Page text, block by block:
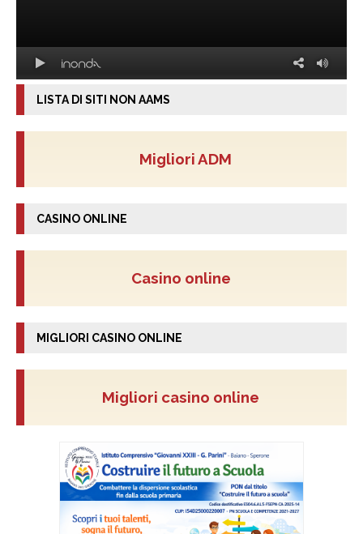
LISTA DI SITI NON AAMS
Migliori ADM
CASINO ONLINE
Casino online
MIGLIORI CASINO ONLINE
Migliori casino online